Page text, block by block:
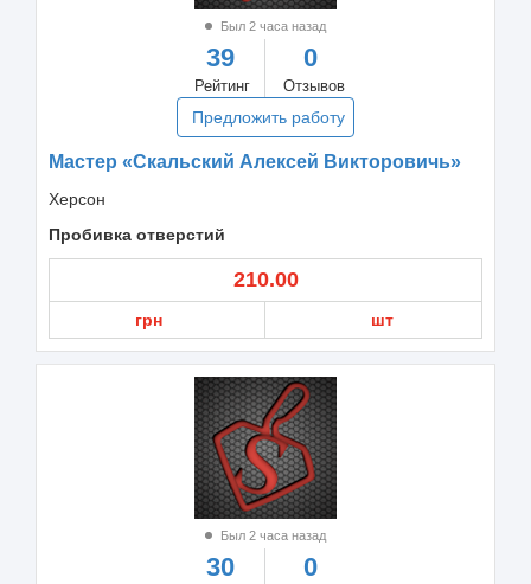
Был 2 часа назад
39
Рейтинг
0
Отзывов
Предложить работу
Мастер «Скальский Алексей Викторовичь»
Херсон
Пробивка отверстий
210.00
грн шт
Был 2 часа назад
30 0